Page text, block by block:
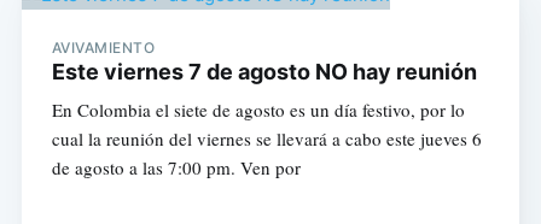
AVIVAMIENTO
Este viernes 7 de agosto NO hay reunión
En Colombia el siete de agosto es un día festivo, por lo
cual la reunión del viernes se llevará a cabo este jueves 6
de agosto a las 7:00 pm. Ven por